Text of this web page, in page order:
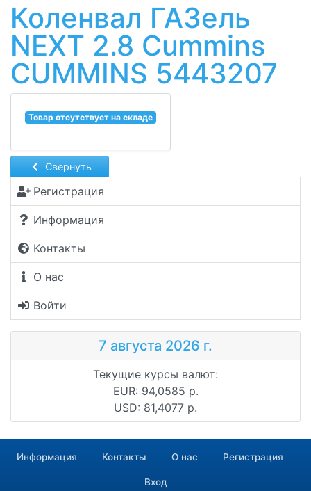
Свернуть
Регистрация
Информация
Контакты
О нас
Войти
7 августа 2026 г.
Текущие курсы валют:
EUR: 94,0585 р.
USD: 81,4077 р.
Коленвал ГАЗель
NEXT 2.8 Cummins
CUMMINS 5443207
Товар отсутствует на складе
Информация Контакты О нас Регистрация
Вход